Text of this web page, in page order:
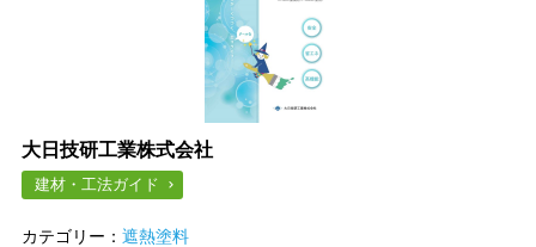
大日技研工業株式会社
建材・工法ガイド
カテゴリー：遮熱塗料